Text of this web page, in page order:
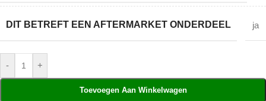
DIT BETREFT EEN AFTERMARKET ONDERDEEL ja
- +
Toevoegen Aan Winkelwagen